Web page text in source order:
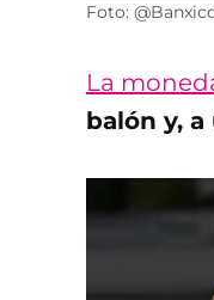
Foto:
La
balón y,